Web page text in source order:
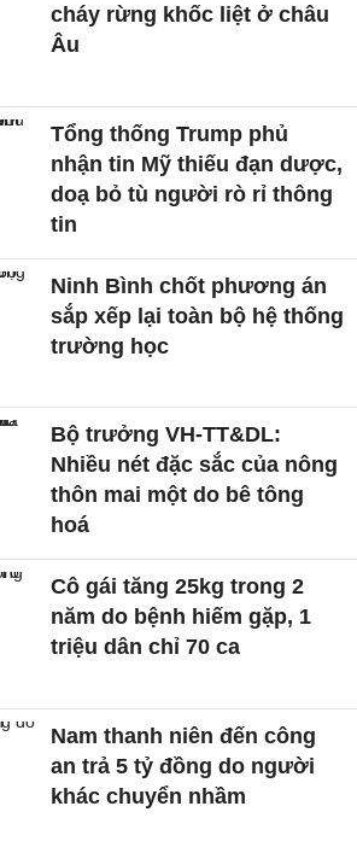
cháy rừng khốc liệt ở châu
Âu
Tổng thống Trump phủ
nhận tin Mỹ thiếu đạn dược,
doạ bỏ tù người rò rỉ thông
tin
Ninh Bình chốt phương án
sắp xếp lại toàn bộ hệ thống
trường học
Bộ trưởng VH-TT&DL:
Nhiều nét đặc sắc của nông
thôn mai một do bê tông
hoá
Cô gái tăng 25kg trong 2
năm do bệnh hiếm gặp, 1
triệu dân chỉ 70 ca
Nam thanh niên đến công
an trả 5 tỷ đồng do người
khác chuyển nhầm